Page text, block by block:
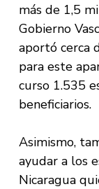
más de 1,5
Gobierno
aportó cerca
para este
curso 1.535
beneficiarios.
Asimismo,
ayudar a los
Nicaragua